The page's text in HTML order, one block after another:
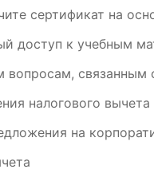
сертификат на
доступ к учебным
связанным
налогового вычета
на